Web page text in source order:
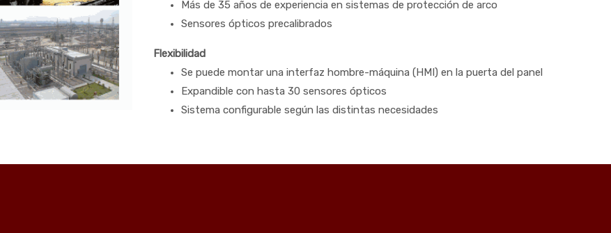
Más de 35 años de experiencia en sistemas de protección de arco
Sensores ópticos precalibrados
Flexibilidad
Se puede montar una interfaz hombre-máquina (HMI) en la puerta del panel
Expandible con hasta 30 sensores ópticos
Sistema configurable según las distintas necesidades